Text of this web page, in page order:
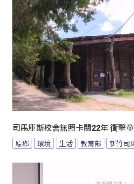
司馬庫斯校舍無照卡關22年 衝擊
原鄉 環境 生活 教育部 新竹司